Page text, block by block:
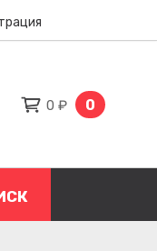
0 ₽ 0